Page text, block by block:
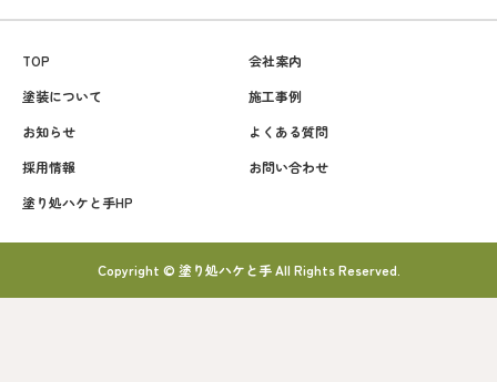
TOP
会社案内
塗装について
施工事例
お知らせ
よくある質問
採用情報
お問い合わせ
塗り処ハケと手HP
Copyright © 塗り処ハケと手 All Rights Reserved.